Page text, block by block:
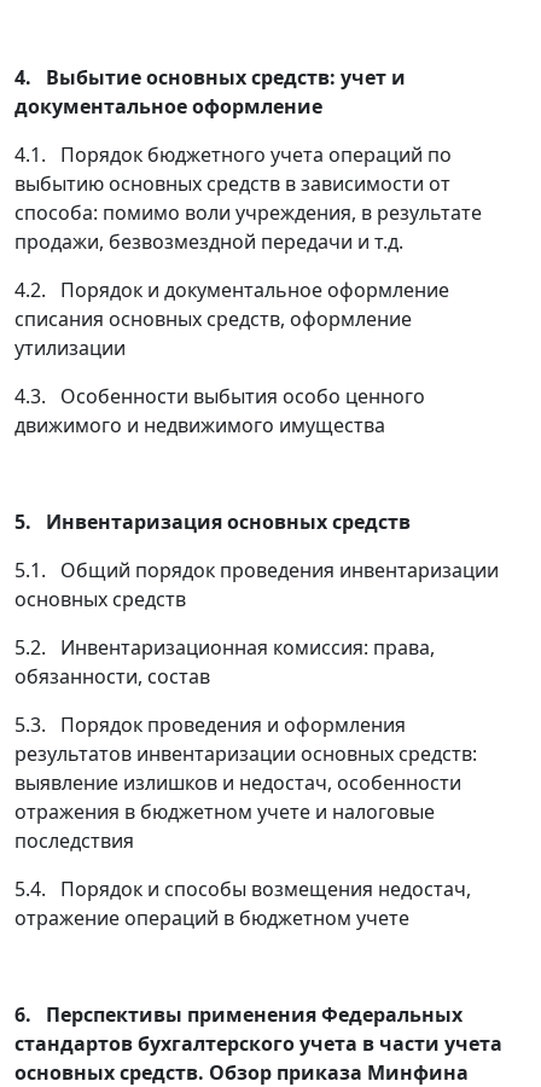
4. Выбытие основных средств: учет и
документальное оформление
4.1. Порядок бюджетного учета операций по
выбытию основных средств в зависимости от
способа: помимо воли учреждения, в результате
продажи, безвозмездной передачи и т.д.
4.2. Порядок и документальное оформление
списания основных средств, оформление
утилизации
4.3. Особенности выбытия особо ценного
движимого и недвижимого имущества
5. Инвентаризация основных средств
5.1. Общий порядок проведения инвентаризации
основных средств
5.2. Инвентаризационная комиссия: права,
обязанности, состав
5.3. Порядок проведения и оформления
результатов инвентаризации основных средств:
выявление излишков и недостач, особенности
отражения в бюджетном учете и налоговые
последствия
5.4. Порядок и способы возмещения недостач,
отражение операций в бюджетном учете
6. Перспективы применения Федеральных
стандартов бухгалтерского учета в части учета
основных средств. Обзор приказа Минфина